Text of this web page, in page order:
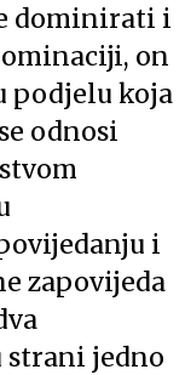
dominirati i
on
podjelu koja
odnosi
i
zapovijeda
strani jedno